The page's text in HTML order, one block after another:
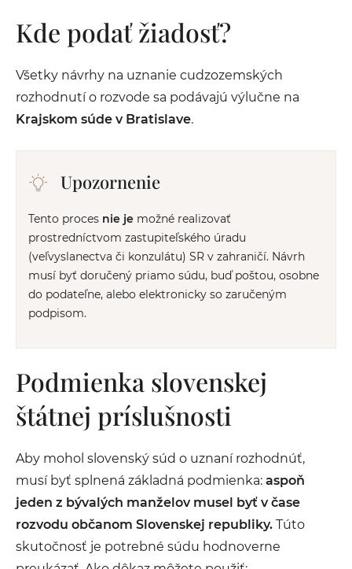
Kde podať žiadosť?
Všetky návrhy na uznanie cudzozemských
rozhodnutí o rozvode sa podávajú výlučne na
Krajskom súde v Bratislave.
Upozornenie
Tento proces nie je možné realizovať
prostredníctvom zastupiteľského úradu
(veľvyslanectva či konzulátu) SR v zahraničí. Návrh
musí byť doručený priamo súdu, buď poštou, osobne
do podateľne, alebo elektronicky so zaručeným
podpisom.
Podmienka slovenskej
štátnej príslušnosti
Aby mohol slovenský súd o uznaní rozhodnúť,
musí byť splnená základná podmienka: aspoň
jeden z bývalých manželov musel byť v čase
rozvodu občanom Slovenskej republiky. Túto
skutočnosť je potrebné súdu hodnoverne